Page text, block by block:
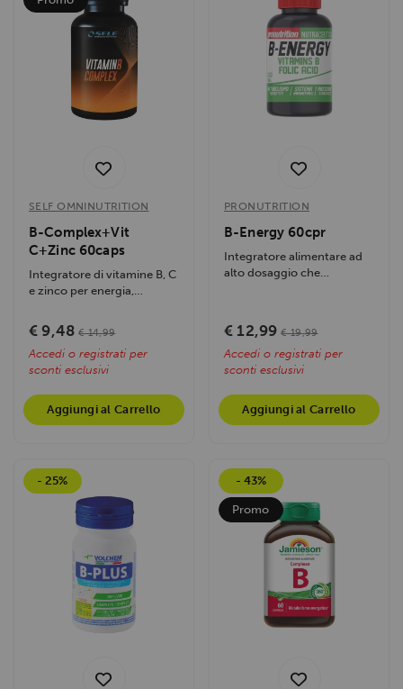
SELF OMNINUTRITION
B-Complex+Vit
C+Zinc 60caps
Integratore di vitamine B, C
e zinco per energia,
immunitarie....
€ 9,48 € 14,99
Accedi o registrati per
sconti esclusivi
Aggiungi al Carrello
PRONUTRITION
B-Energy 60cpr
Integratore alimentare ad
alto dosaggio che
€ 12,99 € 19,99
Accedi o registrati per
sconti esclusivi
Aggiungi al Carrello
- 25% - 43%
Promo